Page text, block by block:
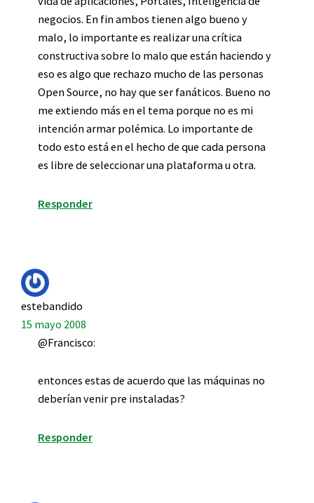
negocios. En fin ambos tienen algo bueno y
malo, lo importante es realizar una crítica
constructiva sobre lo malo que están haciendo y
eso es algo que rechazo mucho de las personas
Open Source, no hay que ser fanáticos. Bueno no
me extiendo más en el tema porque no es mi
intención armar polémica. Lo importante de
todo esto está en el hecho de que cada persona
es libre de seleccionar una plataforma u otra.
Responder
estebandido
15 mayo 2008
@Francisco:
entonces estas de acuerdo que las máquinas no
deberían venir pre instaladas?
Responder